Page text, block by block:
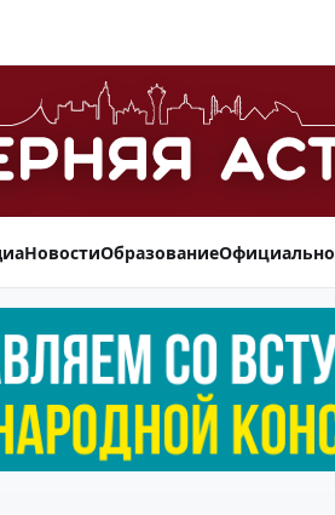
НовостиОбразованиеОфициально